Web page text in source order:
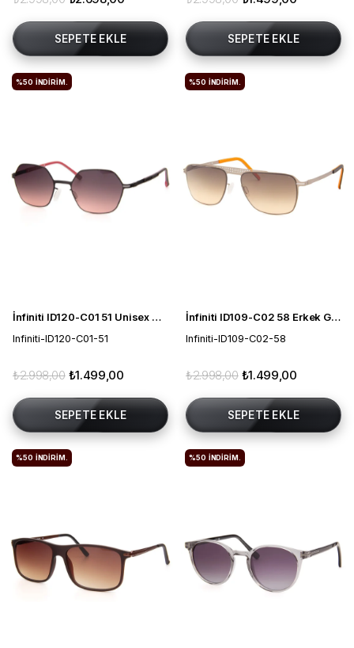
SEPETE EKLE SEPETE EKLE
İnfiniti ID120-C01 51 Unisex Güneş Gözlüğü
Infiniti-ID120-C01-51
₺1.499,00
₺2.998,00
SEPETE EKLE
%50 İNDIRIM.
İnfiniti ID109-C02 58 Erkek Güneş Gözlüğü
Infiniti-ID109-C02-58
₺1.499,00
₺2.998,00
SEPETE EKLE
%50 İNDIRIM.
%50 İNDIRIM. %50 İNDIRIM.